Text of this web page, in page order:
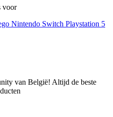
voor
Nintendo Switch Playstation 5
van België! Altijd de beste